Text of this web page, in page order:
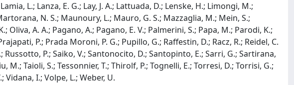
L.; Lanza, E. G.; Lay, J. A.; Lattuada, D.; Lenske, H.; Limongi, M.;
N. S.; Maunoury, L.; Mauro, G. S.; Mazzaglia, M.; Mein, S.;
A. A.; Pagano, A.; Pagano, E. V.; Palmerini, S.; Papa, M.; Parodi, K.;
P.; Prada Moroni, P. G.; Pupillo, G.; Raffestin, D.; Racz, R.; Reidel, C.
Russotto, P.; Saiko, V.; Santonocito, D.; Santopinto, E.; Sarri, G.; Sartirana,
Taioli, S.; Tessonnier, T.; Thirolf, P.; Tognelli, E.; Torresi, D.; Torrisi, G.;
Vidana, I.; Volpe, L.; Weber, U.